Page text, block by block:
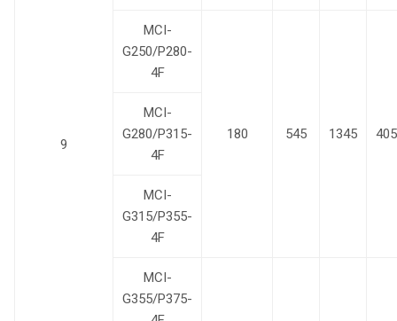
9
MCI-
G250/P280-
4F
180 545 1345 405
MCI-
G280/P315-
4F
MCI-
G315/P355-
4F
MCI-
G355/P375-